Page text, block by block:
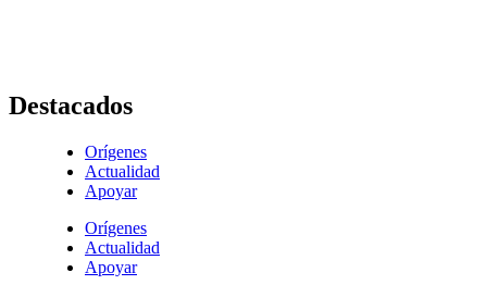
Destacados
Orígenes
Actualidad
Apoyar
Orígenes
Actualidad
Apoyar